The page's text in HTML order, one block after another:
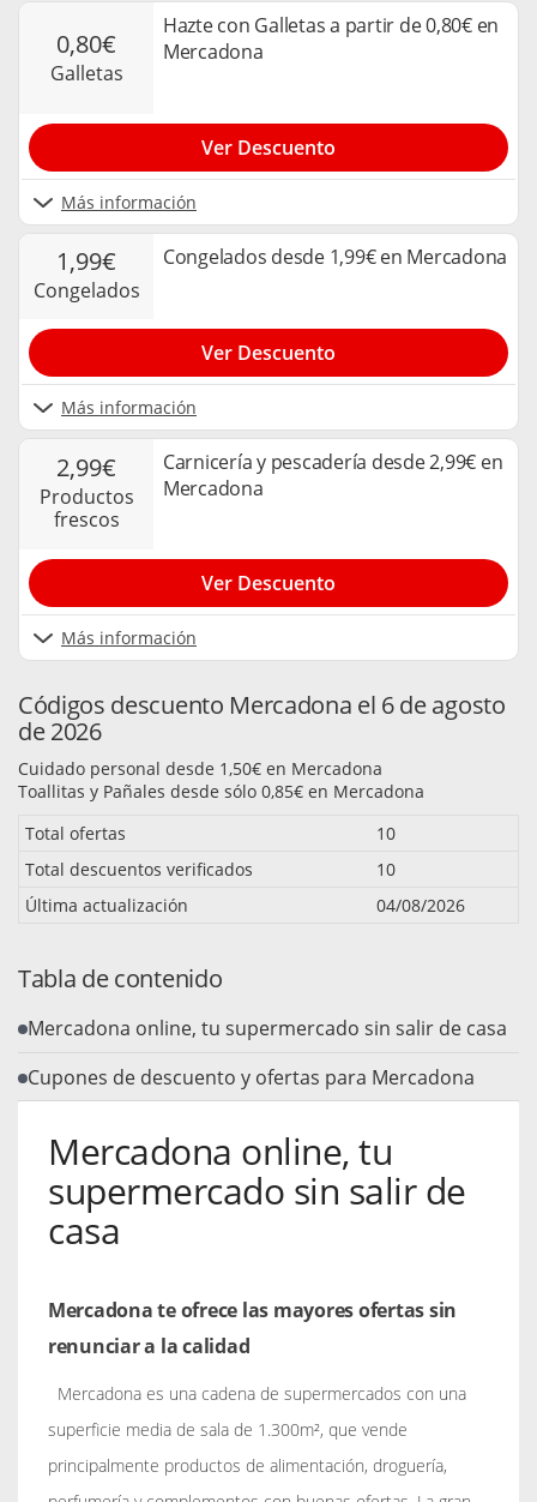
0,80€
galletas
Hazte con Galletas a partir de 0,80€ en
Mercadona
Más información
Ver Descuento
1,99€
congelados
Congelados desde 1,99€ en Mercadona
Más información
Ver Descuento
2,99€
productos
frescos
Carnicería y pescadería desde 2,99€ en
Mercadona
Más información
Ver Descuento
Códigos descuento Mercadona el 6 de agosto
de 2026
Cuidado personal desde 1,50€ en Mercadona
Toallitas y Pañales desde sólo 0,85€ en Mercadona
Total ofertas
10
Total descuentos verificados
10
Última actualización
04/08/2026
Tabla de contenido
Mercadona online, tu supermercado sin salir de casa
Cupones de descuento y ofertas para Mercadona
Mercadona online, tu
supermercado sin salir de
casa
Mercadona te ofrece las mayores ofertas sin
renunciar a la calidad
Mercadona es una cadena de supermercados con una
superficie media de sala de 1.300m², que vende
principalmente productos de alimentación, droguería,